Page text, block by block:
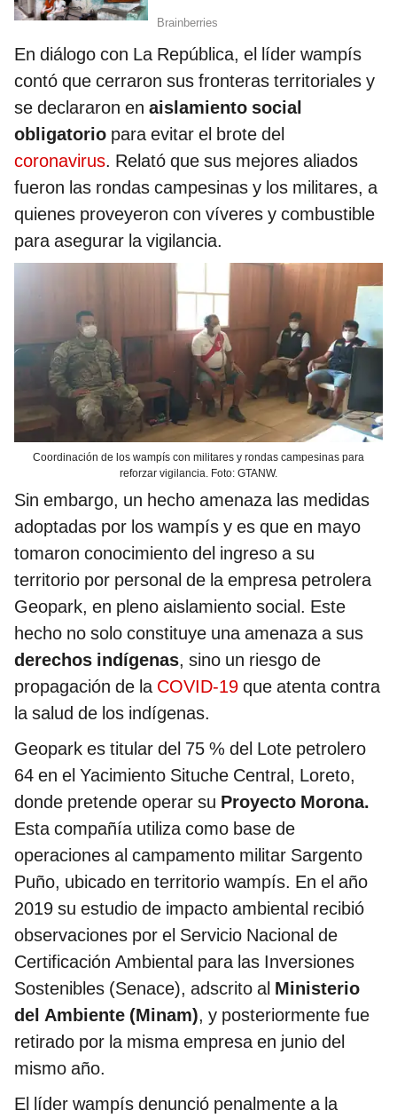
En diálogo con La República, el líder wampís
contó que cerraron sus fronteras territoriales y
se declararon en aislamiento social
obligatorio para evitar el brote del
coronavirus. Relató que sus mejores aliados
fueron las rondas campesinas y los militares, a
quienes proveyeron con víveres y combustible
para asegurar la vigilancia.
Coordinación de los wampís con militares y rondas campesinas para
reforzar vigilancia. Foto: GTANW.
Sin embargo, un hecho amenaza las medidas
adoptadas por los wampís y es que en mayo
tomaron conocimiento del ingreso a su
territorio por personal de la empresa petrolera
Geopark, en pleno aislamiento social. Este
hecho no solo constituye una amenaza a sus
derechos indígenas, sino un riesgo de
propagación de la COVID-19 que atenta contra
la salud de los indígenas.
Geopark es titular del 75 % del Lote petrolero
64 en el Yacimiento Situche Central, Loreto,
donde pretende operar su Proyecto Morona.
Esta compañía utiliza como base de
operaciones al campamento militar Sargento
Puño, ubicado en territorio wampís. En el año
2019 su estudio de impacto ambiental recibió
observaciones por el Servicio Nacional de
Certificación Ambiental para las Inversiones
Sostenibles (Senace), adscrito al Ministerio
del Ambiente (Minam), y posteriormente fue
retirado por la misma empresa en junio del
mismo año.
El líder wampís denunció penalmente a la